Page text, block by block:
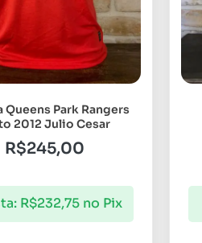
Queens Park Rangers
2012 Julio Cesar
R$245,00
R$232,75 no Pix